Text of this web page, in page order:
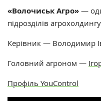
«Волочиськ Агро» —
підрозділів агрохолдингу
Керівник — Володимир
Головний агроном —
Профіль YouControl